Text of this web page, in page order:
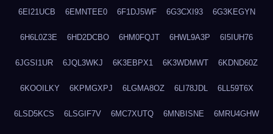
6EI21UCB 6EMNTEE0 6F1DJ5WF 6G3CXI93 6G3KEGYN
6H6L0Z3E 6HD2DCBO 6HM0FQJT 6HWL9A3P 6I5IUH76
6JGSI1UR 6JQL3WKJ 6K3EBPX1 6K3WDMWT 6KDND60Z
6KOOILKY 6KPMGXPJ 6LGMA8OZ 6LI78JDL 6LL59T6X
6LSD5KCS 6LSGIF7V 6MC7XUTQ 6MNBISNE 6MRU4GHW